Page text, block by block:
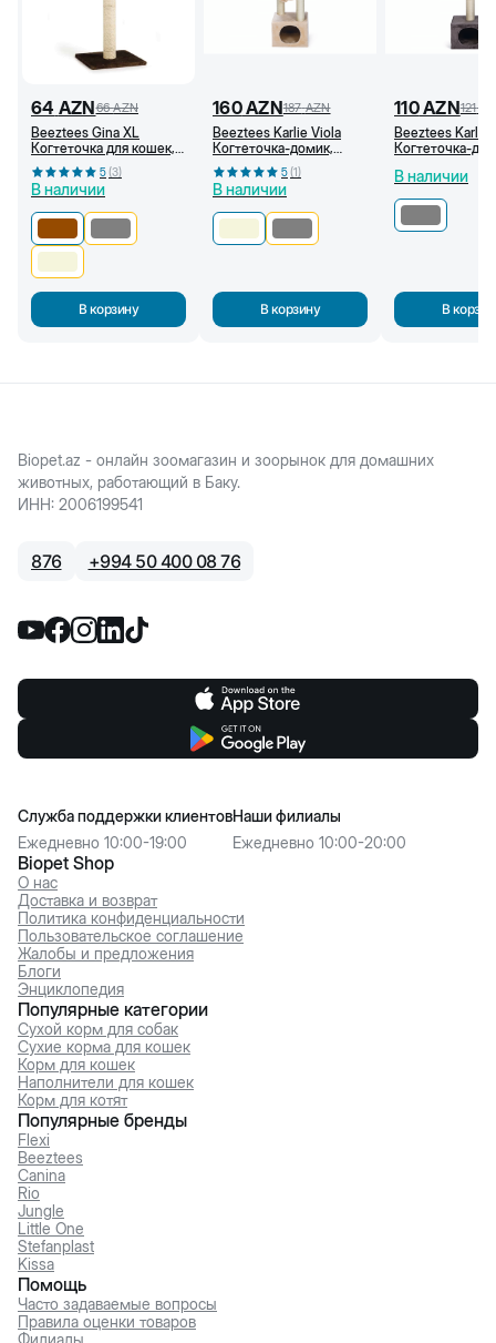
64 AZN66 AZN
Beeztees Gina XL
Когтеточка для кошек,
40x40x90 см,
Коричневая
5(3)
В наличии
В корзину
160AZN187 AZN
Beeztees Karlie Viola
Когтеточка-домик,
35x35x103 см
(Бежевый) 5(1)
В наличии
В корзину
110AZN121
Beeztees Karlie
Когтеточка-
В наличии
В
Biopet.az - онлайн зоомагазин и зоорынок для домашних
животных, работающий в Баку.
ИНН: 2006199541
876 +994 50 400 08 76
Biopet Shop
О нас
Доставка и возврат
Политика конфиденциальности
Пользовательское соглашение
Жалобы и предложения
Блоги
Энциклопедия
Служба поддержки клиентов
Ежедневно 10:00-19:00
Наши филиалы
Ежедневно 10:00-20:00
Популярные категории
Сухой корм для собак
Сухие корма для кошек
Корм для кошек
Наполнители для кошек
Корм для котят
Популярные бренды
Flexi
Beeztees
Canina
Rio
Jungle
Little One
Stefanplast
Kissa
Помощь
Часто задаваемые вопросы
Правила оценки товаров
Филиалы